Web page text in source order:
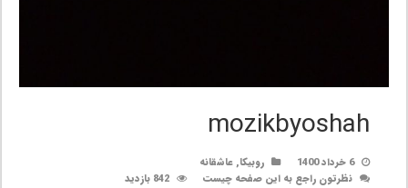
mozikbyoshah
6 خرداد 1400 روبیکا,عاشقانه
نظرتون راجع به این صفحه چیست
842 بازدید